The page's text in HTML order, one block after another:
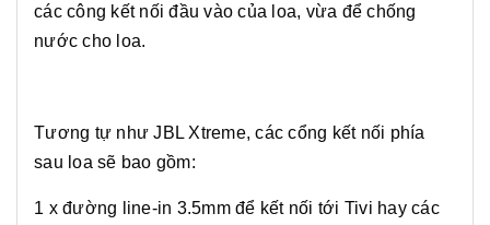
các công kết nối đầu vào của loa, vừa để chống
nước cho loa.
Tương tự như JBL Xtreme, các cổng kết nối phía
sau loa sẽ bao gồm:
1 x đường line-in 3.5mm để kết nối tới Tivi hay các